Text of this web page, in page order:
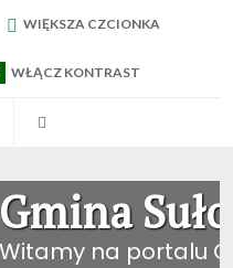
WIĘKSZA CZCIONKA
WŁĄCZ KONTRAST
BIP Sułoszowa
Gmina
Witamy na portalu